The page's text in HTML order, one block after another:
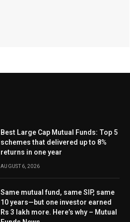
Best Large Cap Mutual Funds: Top 5
schemes that delivered up to 8%
returns in one year
AUGUST 6, 2026
Same mutual fund, same SIP, same
10 years—but one investor earned
Rs 3 lakh more. Here’s why – Mutual